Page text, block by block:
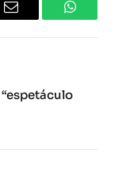
E-
Whatsapp